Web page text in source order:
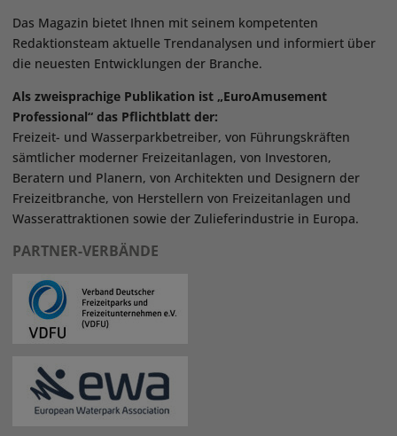
Das Magazin bietet Ihnen mit seinem kompetenten
Redaktionsteam aktuelle Trendanalysen und informiert über
die neuesten Entwicklungen der Branche.
Als zweisprachige Publikation ist „EuroAmusement
Professional“ das Pflichtblatt der:
Freizeit- und Wasserparkbetreiber, von Führungskräften
sämtlicher moderner Freizeitanlagen, von Investoren,
Beratern und Planern, von Architekten und Designern der
Freizeitbranche, von Herstellern von Freizeitanlagen und
Wasserattraktionen sowie der Zulieferindustrie in Europa.
PARTNER-VERBÄNDE